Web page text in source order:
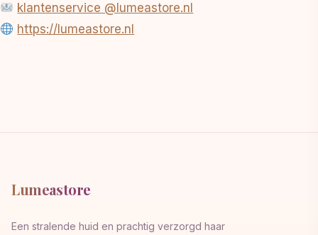
klantenservice @lumeastore.nl
https://lumeastore.nl
Lumeastore
Een stralende huid en prachtig verzorgd haar